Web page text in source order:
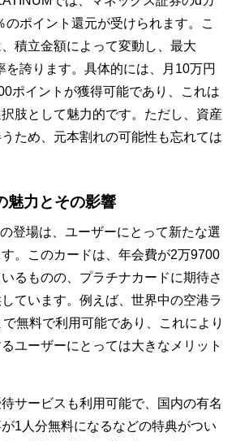
のポイント還元が受けられます。こ
積立金額によって変動し、最大
を誇ります。具体的には、月10万円
ポイントが獲得可能であり、これは
肢として魅力的です。ただし、資産
ため、元本割れの可能性も忘れては
魅力とその影響
登場は、ユーザーにとって新たな選
。このカードは、年会費が2万9700
るものの、プラチナカードに期待さ
ています。例えば、世界中の空港ラ
無料で利用可能であり、これにより
ユーザーにとっては大きなメリット
サービスも利用可能で、国内の有名
1人分無料になるなどの特典がつい